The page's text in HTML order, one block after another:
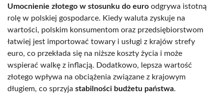
Umocnienie złotego w stosunku do euro odgrywa istotną
rolę w polskiej gospodarce. Kiedy waluta zyskuje na
wartości, polskim konsumentom oraz przedsiębiorstwom
łatwiej jest importować towary i usługi z krajów strefy
euro, co przekłada się na niższe koszty życia i może
wspierać walkę z inflacją. Dodatkowo, lepsza wartość
złotego wpływa na obciążenia związane z krajowym
długiem, co sprzyja stabilności budżetu państwa.